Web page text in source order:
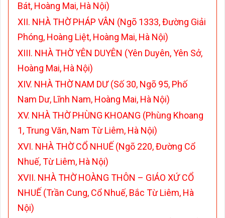
Bát, Hoàng Mai, Hà Nội)
XII. NHÀ THỜ PHÁP VÂN (Ngõ 1333, Đường Giải
Phóng, Hoàng Liệt, Hoàng Mai, Hà Nội)
XIII. NHÀ THỜ YÊN DUYÊN (Yên Duyên, Yên Sở,
Hoàng Mai, Hà Nội)
XIV. NHÀ THỜ NAM DƯ (Số 30, Ngõ 95, Phố
Nam Dư, Lĩnh Nam, Hoàng Mai, Hà Nội)
XV. NHÀ THỜ PHÙNG KHOANG (Phùng Khoang
1, Trung Văn, Nam Từ Liêm, Hà Nội)
XVI. NHÀ THỜ CỔ NHUẾ (Ngõ 220, Đường Cổ
Nhuế, Từ Liêm, Hà Nội)
XVII. NHÀ THỜ HOÀNG THÔN – GIÁO XỨ CỔ
NHUẾ (Trần Cung, Cổ Nhuế, Bắc Từ Liêm, Hà
Nội)